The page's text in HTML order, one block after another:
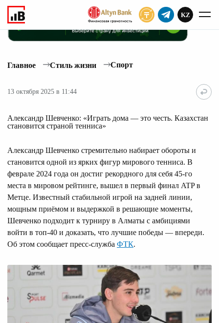
KZ
Главное Стиль жизни Спорт
13 октября 2025 в 11:44
Александр Шевченко: «Играть дома — это честь. Казахстан
становится страной тенниса»
Александр Шевченко стремительно набирает обороты и
становится одной из ярких фигур мирового тенниса. В
феврале 2024 года он достиг рекордного для себя 45-го
места в мировом рейтинге, вышел в первый финал ATP в
Метце. Известный стабильной игрой на задней линии,
мощным приёмом и выдержкой в решающие моменты,
Шевченко подходит к турниру в Алматы с амбициями
войти в топ-40 и доказать, что лучшие победы — впереди.
Об этом сообщает пресс-служба ФТК.